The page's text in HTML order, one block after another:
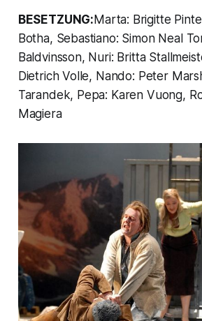
BESETZUNG: Marta: Brigitte
Botha, Sebastiano: Simon Neal
Baldvinsson, Nuri: Britta
Dietrich Volle, Nando: Peter
Tarandek, Pepa: Karen Vuong,
Magiera